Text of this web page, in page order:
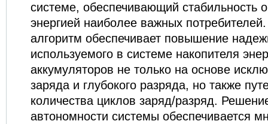
системе, обеспечивающий стабильность
энергией наиболее важных
алгоритм обеспечивает повышение
используемого в системе накопителя
аккумуляторов не только на основе
заряда и глубокого разряда, но также
количества циклов заряд/разряд.
автономности системы обеспечивается